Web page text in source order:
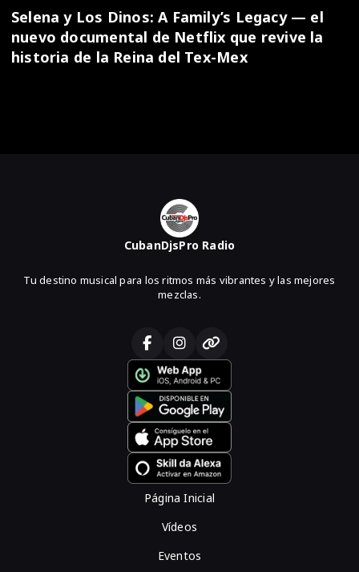
Selena y Los Dinos: A Family’s Legacy — el
nuevo documental de Netflix que revive la
historia de la Reina del Tex-Mex
CubanDjsPro Radio
Tu destino musical para los ritmos más vibrantes y las mejores
mezclas.
Página Inicial
Vídeos
Eventos